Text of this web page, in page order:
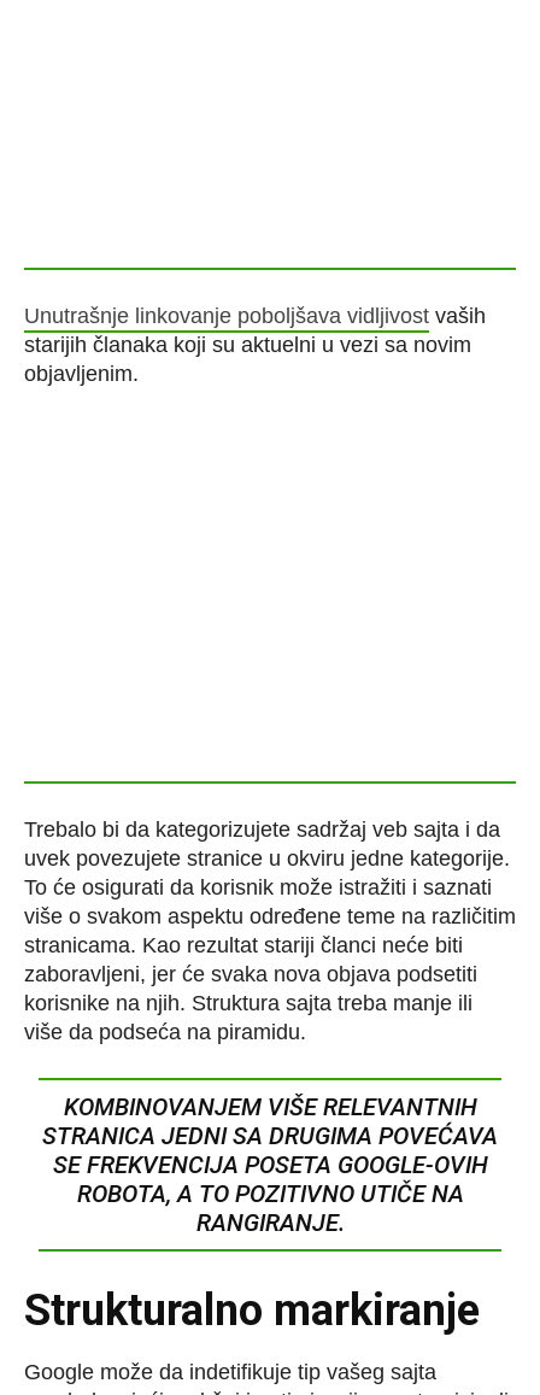
Unutrašnje linkovanje poboljšava vidljivost vaših
starijih članaka koji su aktuelni u vezi sa novim
objavljenim.
Trebalo bi da kategorizujete sadržaj veb sajta i da
uvek povezujete stranice u okviru jedne kategorije.
To će osigurati da korisnik može istražiti i saznati
više o svakom aspektu određene teme na različitim
stranicama. Kao rezultat stariji članci neće biti
zaboravljeni, jer će svaka nova objava podsetiti
korisnike na njih. Struktura sajta treba manje ili
više da podseća na piramidu.
KOMBINOVANJEM VIŠE RELEVANTNIH
STRANICA JEDNI SA DRUGIMA POVEĆAVA
SE FREKVENCIJA POSETA GOOGLE-OVIH
ROBOTA, A TO POZITIVNO UTIČE NA
RANGIRANJE.
Strukturalno markiranje
Google može da indetifikuje tip vašeg sajta